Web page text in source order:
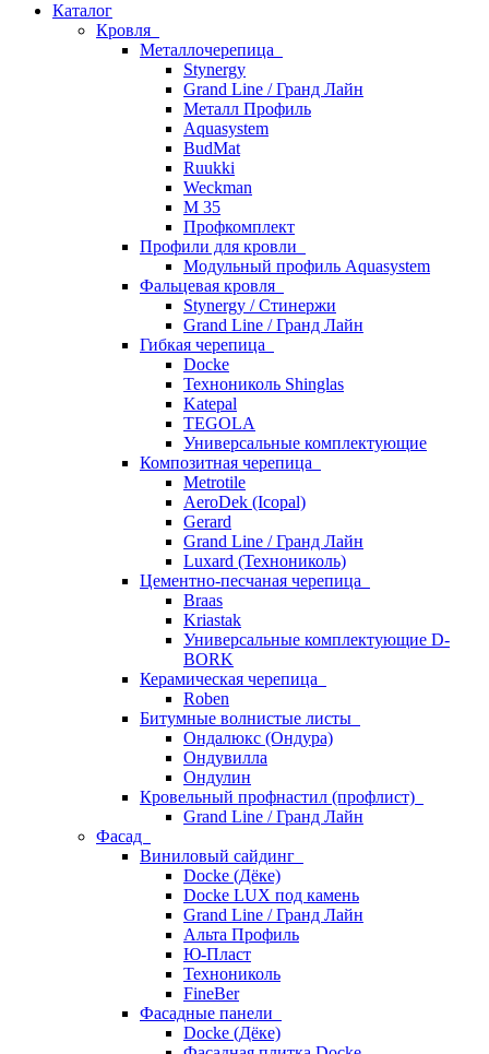
Каталог
Кровля
Металлочерепица
Stynergy
Grand Line / Гранд Лайн
Металл Профиль
Aquasystem
BudMat
Ruukki
Weckman
М 35
Профкомплект
Профили для кровли
Модульный профиль Aquasystem
Фальцевая кровля
Stynergy / Стинержи
Grand Line / Гранд Лайн
Гибкая черепица
Docke
Технониколь Shinglas
Katepal
TEGOLA
Универсальные комплектующие
Композитная черепица
Metrotile
AeroDek (Icopal)
Gerard
Grand Line / Гранд Лайн
Luxard (Технониколь)
Цементно-песчаная черепица
Braas
Kriastak
Универсальные комплектующие D-
BORK
Керамическая черепица
Roben
Битумные волнистые листы
Ондалюкс (Ондура)
Ондувилла
Ондулин
Кровельный профнастил (профлист)
Grand Line / Гранд Лайн
Фасад
Виниловый сайдинг
Docke (Дёке)
Docke LUX под камень
Grand Line / Гранд Лайн
Альта Профиль
Ю-Пласт
Технониколь
FineBer
Фасадные панели
Docke (Дёке)